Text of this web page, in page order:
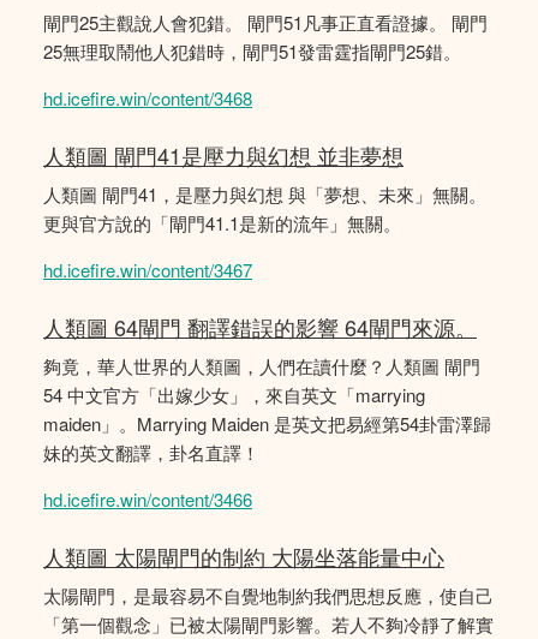
閘門25主觀說人會犯錯。 閘門51凡事正直看證據。 閘門
25無理取鬧他人犯錯時，閘門51發雷霆指閘門25錯。
hd.icefire.win/content/3468
人類圖 閘門41是壓力與幻想 並非夢想
人類圖 閘門41，是壓力與幻想 與「夢想、未來」無關。
更與官方說的「閘門41.1是新的流年」無關。
hd.icefire.win/content/3467
人類圖 64閘門 翻譯錯誤的影響 64閘門來源。
夠竟，華人世界的人類圖，人們在讀什麼？人類圖 閘門
54 中文官方「出嫁少女」，來自英文「marrying
maiden」。Marrying Maiden 是英文把易經第54卦雷澤歸
妹的英文翻譯，卦名直譯！
hd.icefire.win/content/3466
人類圖 太陽閘門的制約 大陽坐落能量中心
太陽閘門，是最容易不自覺地制約我們思想反應，使自己
「第一個觀念」已被太陽閘門影響。若人不夠冷靜了解實